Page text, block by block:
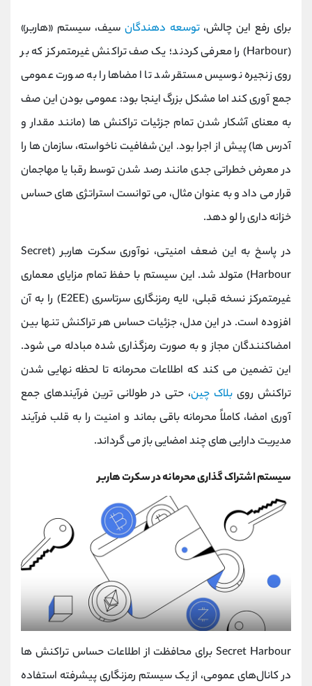
برای رفع این چالش،توسعه ‌دهندگان سیف، سیستم «هاربر»
(Harbour) را معرفی کردند؛ یک صف تراکنش غیرمتمرکز که بر
روی زنجیره نوسیس مستقر شد تا امضاها را به صورت عمومی
جمع‌ آوری کند اما مشکل بزرگ اینجا بود: عمومی بودن این صف
به معنای آشکار شدن تمام جزئیات تراکنش ‌ها (مانند مقدار و
آدرس ‌ها) پیش از اجرا بود. این شفافیت ناخواسته، سازمان ‌ها را
در معرض خطراتی جدی مانند رصد شدن توسط رقبا یا مهاجمان
قرار می‌ داد و به عنوان مثال، می‌ توانست استراتژی‌ های حساس
خزانه ‌داری را لو دهد.
در پاسخ به این ضعف امنیتی، نوآوری سکرت هاربر (Secret
Harbour) متولد شد. این سیستم با حفظ تمام مزایای معماری
غیرمتمرکز نسخه قبلی، لایه رمزنگاری سرتاسری (E2EE) را به آن
افزوده است. در این مدل، جزئیات حساس هر تراکنش تنها بین
امضاکنندگان مجاز و به صورت رمزگذاری ‌شده مبادله می ‌شود.
این تضمین می کند که اطلاعات محرمانه تا لحظه نهایی شدن
تراکنش روی بلاک چین، حتی در طولانی‌ ترین فرآیندهای جمع
‌آوری امضا، کاملاً محرمانه باقی بماند و امنیت را به قلب فرآیند
مدیریت دارایی ‌های چند امضایی باز می ‌گرداند.
سیستم اشتراک گذاری محرمانه در سکرت هاربر
Secret Harbour برای محافظت از اطلاعات حساس تراکنش ‌ها
در کانال‌های عمومی، از یک سیستم رمزنگاری پیشرفته استفاده